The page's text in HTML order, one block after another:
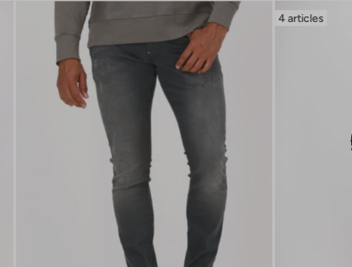
4 articles